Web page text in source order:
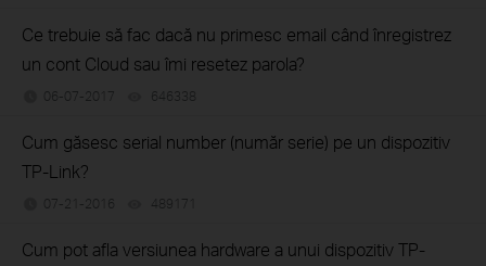
Ce trebuie să fac dacă nu primesc email când înregistrez
un cont Cloud sau îmi resetez parola?
06-07-2017 646338
Cum găsesc serial number (număr serie) pe un dispozitiv
TP-Link?
07-21-2016 489171
Cum pot afla versiunea hardware a unui dispozitiv TP-